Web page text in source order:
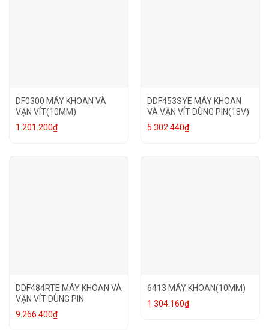
DF0300 MÁY KHOAN VÀ
VẶN VÍT(10MM)
1.201.200₫
DDF453SYE MÁY KHOAN
VÀ VẶN VÍT DÙNG PIN(18V)
5.302.440₫
DDF484RTE MÁY KHOAN VÀ
VẶN VÍT DÙNG PIN
9.266.400₫
6413 MÁY KHOAN(10MM)
1.304.160₫